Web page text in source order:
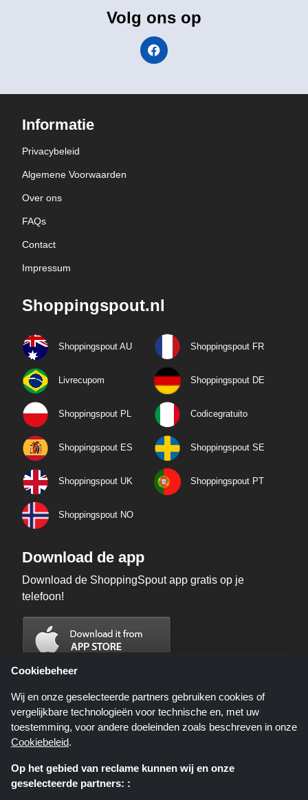
Volg ons op
Informatie
Privacybeleid
Algemene Voorwaarden
Over ons
FAQs
Contact
Impressum
Shoppingspout.nl
Shoppingspout AU Shoppingspout FR
Livrecupom Shoppingspout DE
Shoppingspout PL Codicegratuito
Shoppingspout ES Shoppingspout SE
Shoppingspout UK Shoppingspout PT
Shoppingspout NO
Download de app
Download de ShoppingSpout app gratis op je
telefoon!
Shoppingspout.nl is een website die u deals, kortingen en kortingscodes
Cookiebeheer
Wij en onze geselecteerde partners gebruiken cookies of
vergelijkbare technologieën voor technische en, met uw
toestemming, voor andere doeleinden zoals beschreven in onze
Cookiebeleid.
Op het gebied van reclame kunnen wij en onze
geselecteerde partners: :